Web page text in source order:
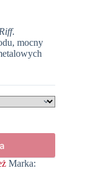
.
mocny
Marka: